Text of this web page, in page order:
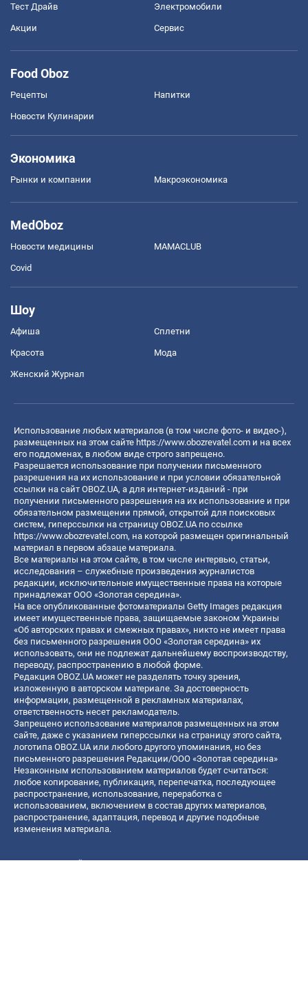
Тест Драйв Электромобили
Акции Сервис
Food Oboz
Рецепты Напитки
Новости Кулинарии
Экономика
Рынки и компании Mакроэкономика
MedOboz
Новости медицины MAMACLUB
Covid
Шоу
Афиша Сплетни
Красота Мода
Женский Журнал
Использование любых материалов (в том числе фото- и видео-),
размещенных на этом сайте https://www.obozrevatel.com и на всех
его поддоменах, в любом виде строго запрещено.
Разрешается использование при получении письменного
разрешения на их использование и при условии обязательной
ссылки на сайт OBOZ.UA, а для интернет-изданий - при
получении письменного разрешения на их использование и при
обязательном размещении прямой, открытой для поисковых
систем, гиперссылки на страницу OBOZ.UA по ссылке
https://www.obozrevatel.com, на которой размещен оригинальный
материал в первом абзаце материала.
Все материалы на этом сайте, в том числе интервью, статьи,
исследования – служебные произведения журналистов
редакции, исключительные имущественные права на которые
принадлежат ООО «Золотая середина».
На все опубликованные фотоматериалы Getty Images редакция
имеет имущественные права, защищаемые законом Украины
«Об авторских правах и смежных правах», никто не имеет права
без письменного разрешения ООО «Золотая середина» их
использовать, они не подлежат дальнейшему воспроизводству,
переводу, распространению в любой форме.
Редакция OBOZ.UA может не разделять точку зрения,
изложенную в авторском материале. За достоверность
информации, размещенной в рекламных материалах,
ответственность несет рекламодатель.
Запрещено использование материалов размещенных на этом
сайте, даже с указанием гиперссылки на страницу этого сайта,
логотипа OBOZ.UA или любого другого упоминания, но без
письменного разрешения Редакции/ООО «Золотая середина»
Незаконным использованием материалов будет считаться:
любое копирование, публикация, перепечатка, последующее
распространение, использование, переработка с
использованием, включением в состав других материалов,
распространение, адаптация, перевод и другие подобные
изменения материала.
Название онлайн медиа — «OBOZ.UA»